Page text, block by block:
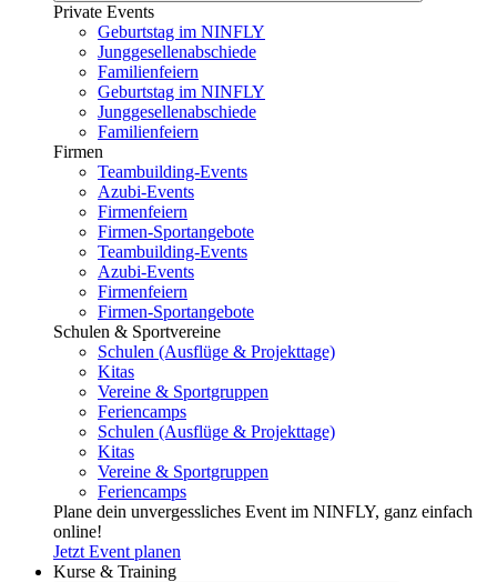
Private Events
Geburtstag im NINFLY
Junggesellenabschiede
Familienfeiern
Geburtstag im NINFLY
Junggesellenabschiede
Familienfeiern
Firmen
Teambuilding-Events
Azubi-Events
Firmenfeiern
Firmen-Sportangebote
Teambuilding-Events
Azubi-Events
Firmenfeiern
Firmen-Sportangebote
Schulen & Sportvereine
Schulen (Ausflüge & Projekttage)
Kitas
Vereine & Sportgruppen
Feriencamps
Schulen (Ausflüge & Projekttage)
Kitas
Vereine & Sportgruppen
Feriencamps
Plane dein unvergessliches Event im NINFLY, ganz einfach
online!
Jetzt Event planen
Kurse & Training